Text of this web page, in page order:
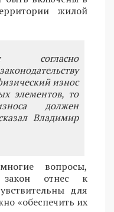
жилой
согласно
износ
элементов, то
должен
Владимир
вопросы,
закон отнес к
для
«обеспечить их